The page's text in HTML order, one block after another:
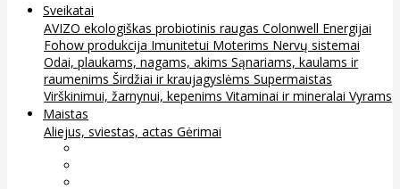
Sveikatai
AVIZO ekologiškas probiotinis raugas Colonwell Energijai
Fohow produkcija Imunitetui Moterims Nervų sistemai
Odai, plaukams, nagams, akims Sąnariams, kaulams ir
raumenims Širdžiai ir kraujagyslėms Supermaistas
Virškinimui, žarnynui, kepenims Vitaminai ir mineralai Vyrams
Maistas
Aliejus, sviestas, actas Gėrimai